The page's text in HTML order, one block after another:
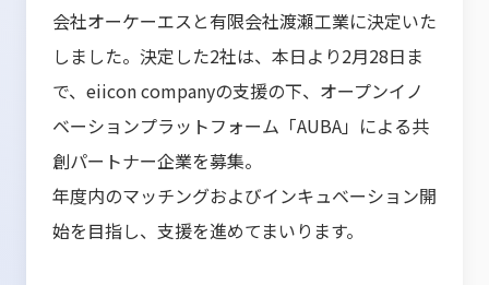
会社オーケーエスと有限会社渡瀬工業に決定いた
しました。決定した2社は、本日より2月28日ま
で、eiicon companyの支援の下、オープンイノ
ベーションプラットフォーム「AUBA」による共
創パートナー企業を募集。
年度内のマッチングおよびインキュベーション開
始を目指し、支援を進めてまいります。